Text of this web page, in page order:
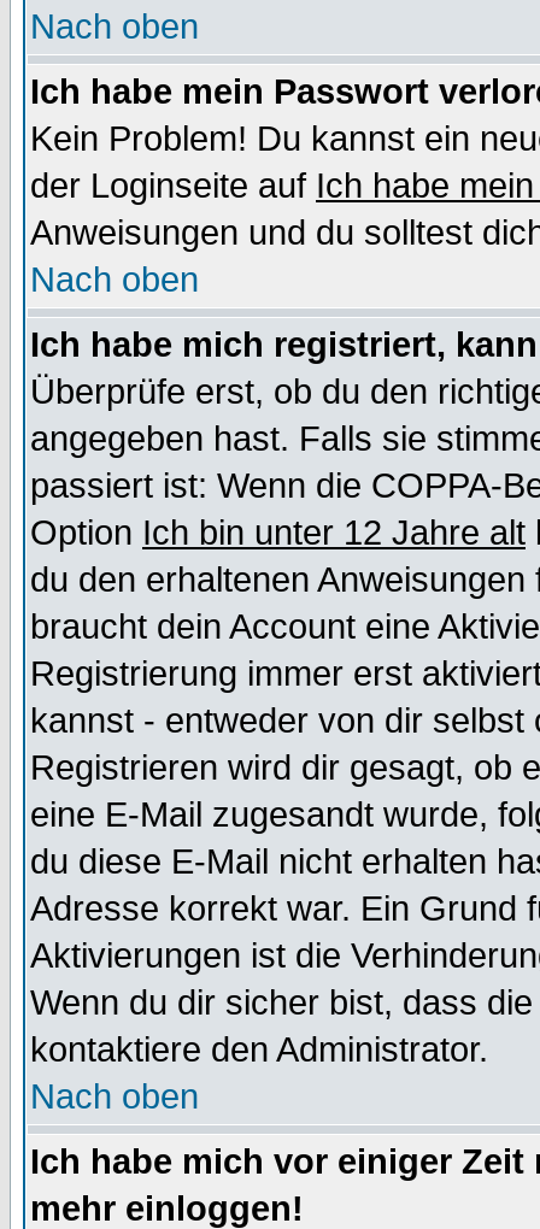
Nach oben
Ich habe mein Passwort
Kein Problem! Du kannst ein
der Loginseite auf Ich habe
Anweisungen und du solltest
Nach oben
Ich habe mich registriert,
Überprüfe erst, ob du den
angegeben hast. Falls sie
passiert ist: Wenn die COPPA-
Option Ich bin unter 12 Jahre alt
du den erhaltenen
braucht dein Account eine
Registrierung immer erst
kannst - entweder von dir selbst
Registrieren wird dir gesagt, ob
eine E-Mail zugesandt wurde,
du diese E-Mail nicht erhalten
Adresse korrekt war. Ein Grund
Aktivierungen ist die
Wenn du dir sicher bist, dass
kontaktiere den Administrator.
Nach oben
Ich habe mich vor einiger
mehr einloggen!